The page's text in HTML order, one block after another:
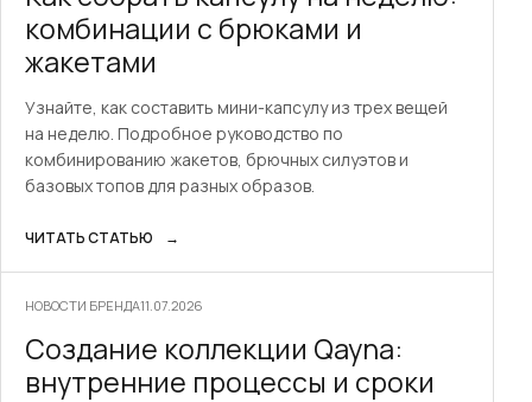
комбинации с брюками и
жакетами
Узнайте, как составить мини-капсулу из трех вещей
на неделю. Подробное руководство по
комбинированию жакетов, брючных силуэтов и
базовых топов для разных образов.
ЧИТАТЬ СТАТЬЮ →
НОВОСТИ БРЕНДА11.07.2026
Создание коллекции Qayna:
внутренние процессы и сроки